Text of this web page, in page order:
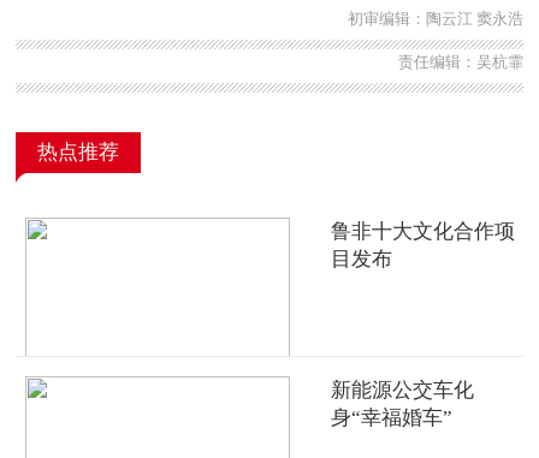
初审编辑：陶云江 窦永浩
责任编辑：吴杭霏
热点推荐
鲁非十大文化合作项
目发布
新能源公交车化
身“幸福婚车”